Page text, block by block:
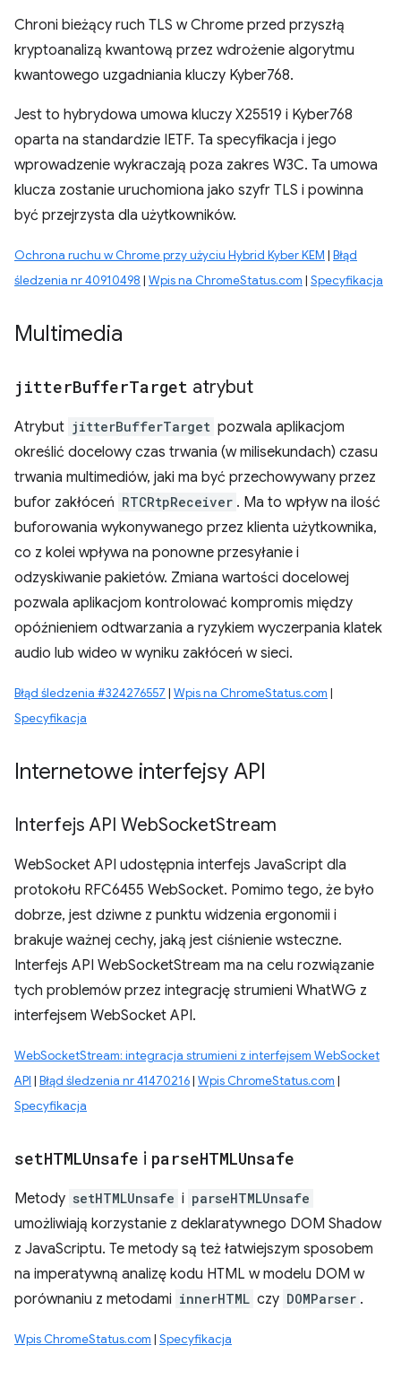
Chroni bieżący ruch TLS w Chrome przed przyszłą
kryptoanalizą kwantową przez wdrożenie algorytmu
kwantowego uzgadniania kluczy Kyber768.
Jest to hybrydowa umowa kluczy X25519 i Kyber768
oparta na standardzie IETF. Ta specyfikacja i jego
wprowadzenie wykraczają poza zakres W3C. Ta umowa
klucza zostanie uruchomiona jako szyfr TLS i powinna
być przejrzysta dla użytkowników.
Ochrona ruchu w Chrome przy użyciu Hybrid Kyber KEM | Błąd
śledzenia nr 40910498 | Wpis na ChromeStatus.com | Specyfikacja
Multimedia
jitterBufferTarget atrybut
Atrybut jitterBufferTarget pozwala aplikacjom
określić docelowy czas trwania (w milisekundach) czasu
trwania multimediów, jaki ma być przechowywany przez
bufor zakłóceń RTCRtpReceiver . Ma to wpływ na ilość
buforowania wykonywanego przez klienta użytkownika,
co z kolei wpływa na ponowne przesyłanie i
odzyskiwanie pakietów. Zmiana wartości docelowej
pozwala aplikacjom kontrolować kompromis między
opóźnieniem odtwarzania a ryzykiem wyczerpania klatek
audio lub wideo w wyniku zakłóceń w sieci.
Błąd śledzenia #324276557 | Wpis na ChromeStatus.com |
Specyfikacja
Internetowe interfejsy API
Interfejs API WebSocketStream
WebSocket API udostępnia interfejs JavaScript dla
protokołu RFC6455 WebSocket. Pomimo tego, że było
dobrze, jest dziwne z punktu widzenia ergonomii i
brakuje ważnej cechy, jaką jest ciśnienie wsteczne.
Interfejs API WebSocketStream ma na celu rozwiązanie
tych problemów przez integrację strumieni WhatWG z
interfejsem WebSocket API.
WebSocketStream: integracja strumieni z interfejsem WebSocket
API | Błąd śledzenia nr 41470216| Wpis ChromeStatus.com |
Specyfikacja
setHTMLUnsafe i parseHTMLUnsafe
Metody setHTMLUnsafe i parseHTMLUnsafe
umożliwiają korzystanie z deklaratywnego DOM Shadow
z JavaScriptu. Te metody są też łatwiejszym sposobem
na imperatywną analizę kodu HTML w modelu DOM w
porównaniu z metodami innerHTML czy DOMParser .
Wpis ChromeStatus.com | Specyfikacja